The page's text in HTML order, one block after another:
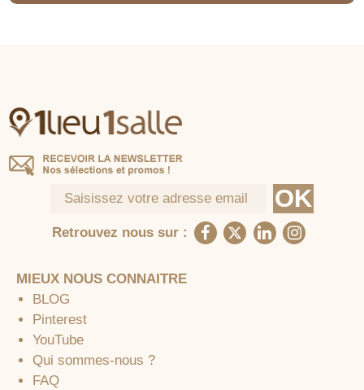
Retrouvez nous sur :
MIEUX NOUS CONNAITRE
BLOG
Pinterest
YouTube
Qui sommes-nous ?
FAQ